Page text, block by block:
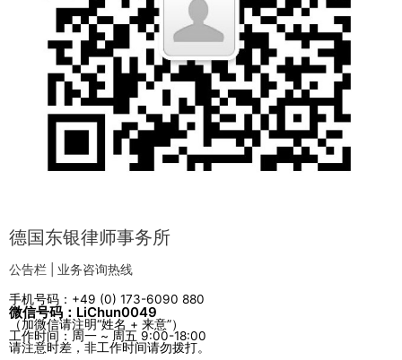
德国东银律师事务所
公告栏 | 业务咨询热线
手机号码：+49 (0) 173-6090 880
微信号码：LiChun0049
（加微信请注明“姓名 + 来意”）
工作时间：周一 ~ 周五 9:00-18:00
请注意时差，非工作时间请勿拨打。